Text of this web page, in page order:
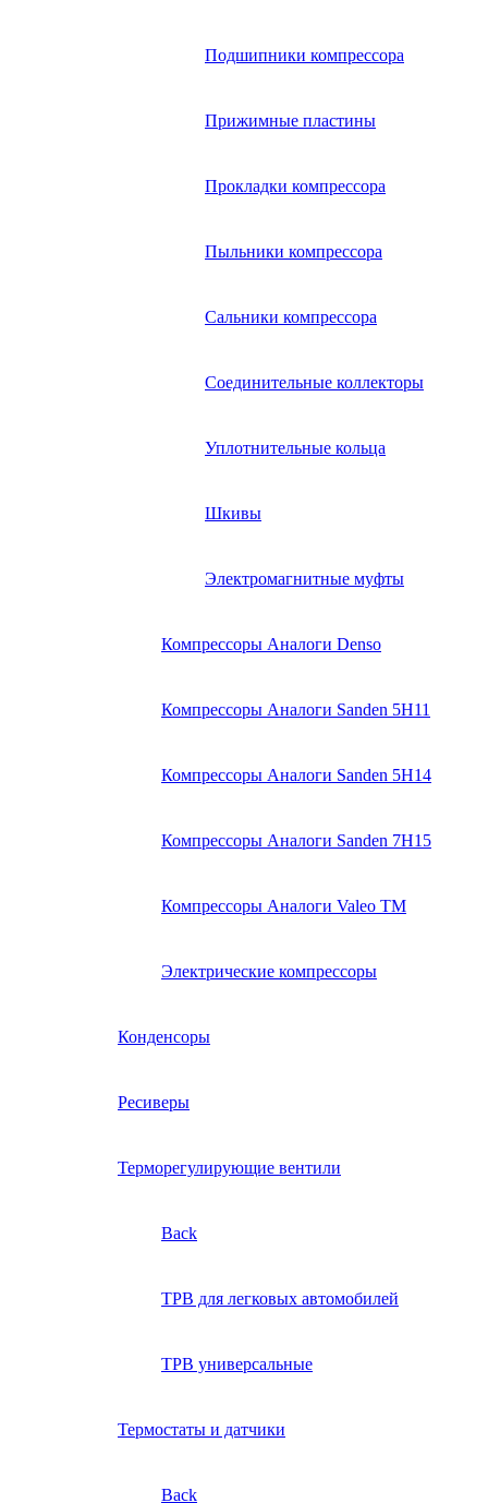
Подшипники компрессора
Прижимные пластины
Прокладки компрессора
Пыльники компрессора
Сальники компрессора
Соединительные коллекторы
Уплотнительные кольца
Шкивы
Электромагнитные муфты
Компрессоры Аналоги Denso
Компрессоры Аналоги Sanden 5H11
Компрессоры Аналоги Sanden 5H14
Компрессоры Аналоги Sanden 7H15
Компрессоры Аналоги Valeo ТМ
Электрические компрессоры
Конденсоры
Ресиверы
Терморегулирующие вентили
Back
ТРВ для легковых автомобилей
ТРВ универсальные
Термостаты и датчики
Back